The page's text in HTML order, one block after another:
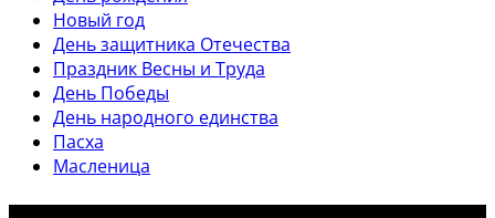
Новый год
День защитника Отечества
Праздник Весны и Труда
День Победы
День народного единства
Пасха
Масленица